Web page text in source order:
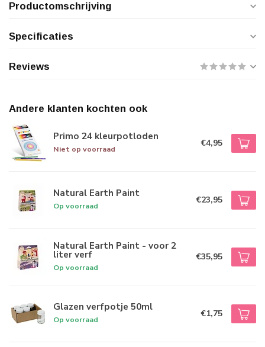
Productomschrijving
Specificaties
Reviews
Andere klanten kochten ook
Primo 24 kleurpotloden
Niet op voorraad
€4,95
Natural Earth Paint
Op voorraad
€23,95
Natural Earth Paint - voor 2
liter verf
Op voorraad
€35,95
Glazen verfpotje 50ml
Op voorraad
€1,75